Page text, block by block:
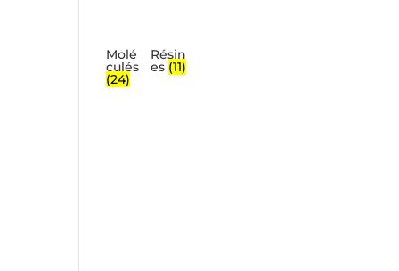
Molé
culés
(24)
Résin
es (11)